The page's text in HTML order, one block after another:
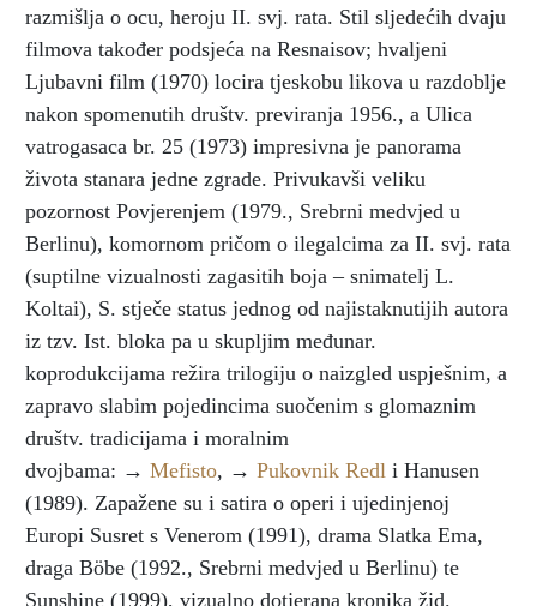
razmišlja o ocu, heroju II. svj. rata. Stil sljedećih dvaju
filmova također podsjeća na Resnaisov; hvaljeni
Ljubavni film (1970) locira tjeskobu likova u razdoblje
nakon spomenutih društv. previranja 1956., a Ulica
vatrogasaca br. 25 (1973) impresivna je panorama
života stanara jedne zgrade. Privukavši veliku
pozornost Povjerenjem (1979., Srebrni medvjed u
Berlinu), komornom pričom o ilegalcima za II. svj. rata
(suptilne vizualnosti zagasitih boja – snimatelj L.
Koltai), S. stječe status jednog od najistaknutijih autora
iz tzv. Ist. bloka pa u skupljim međunar.
koprodukcijama režira trilogiju o naizgled uspješnim, a
zapravo slabim pojedincima suočenim s glomaznim
društv. tradicijama i moralnim
dvojbama: → Mefisto, → Pukovnik Redl i Hanusen
(1989). Zapažene su i satira o operi i ujedinjenoj
Europi Susret s Venerom (1991), drama Slatka Ema,
draga Böbe (1992., Srebrni medvjed u Berlinu) te
Sunshine (1999), vizualno dotjerana kronika žid.